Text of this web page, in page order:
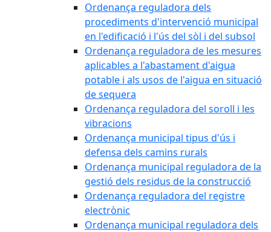
Ordenança reguladora dels
procediments d'intervenció municipal
en l'edificació i l'ús del sòl i del subsol
Ordenança reguladora de les mesures
aplicables a l'abastament d'aigua
potable i als usos de l'aigua en situació
de sequera
Ordenança reguladora del soroll i les
vibracions
Ordenança municipal tipus d'ús i
defensa dels camins rurals
Ordenança municipal reguladora de la
gestió dels residus de la construcció
Ordenança reguladora del registre
electrònic
Ordenança municipal reguladora dels